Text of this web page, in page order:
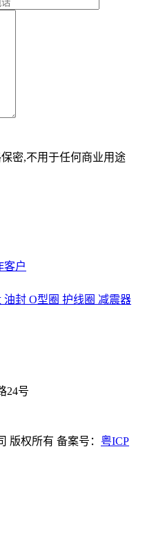
密,不用于任何商业用途
客户
油封 O型圈 护线圈 减震器
24号
版权所有 备案号： 粤ICP